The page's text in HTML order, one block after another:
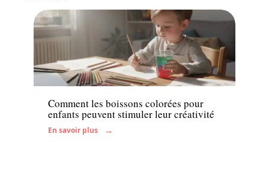
Famille
Comment les boissons colorées pour
enfants peuvent stimuler leur créativité
En savoir plus